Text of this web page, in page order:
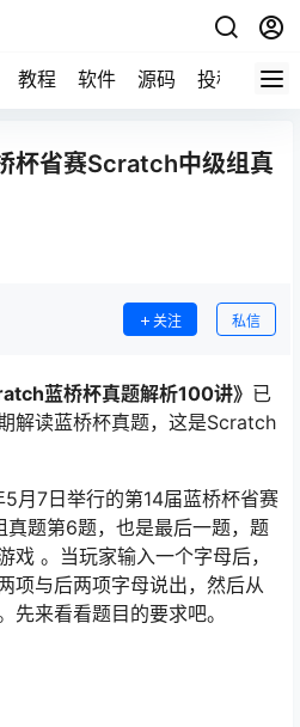
教程 软件 源码 投稿 关于
杯省赛Scratch中级组真
关注 私信
蓝桥杯真题解析100讲》 已
解读蓝桥杯真题，这是Scratch
月7日举行的第14届蓝桥杯省赛
题第6题，也是最后一题，题
戏 。当玩家输入一个字母后，
项与后两项字母说出，然后从
先来看看题目的要求吧。